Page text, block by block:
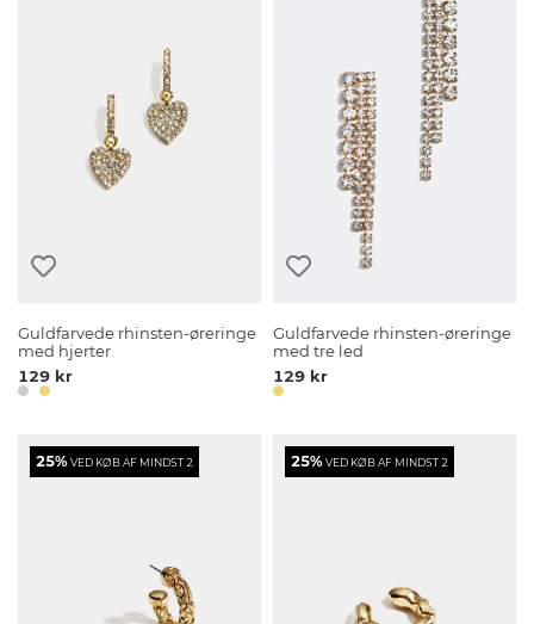
Guldfarvede rhinsten-øreringe
med hjerter
129 kr
Guldfarvede rhinsten-øreringe
med tre led
129 kr
25%VED KØB AF MINDST 2 25%VED KØB AF MINDST 2